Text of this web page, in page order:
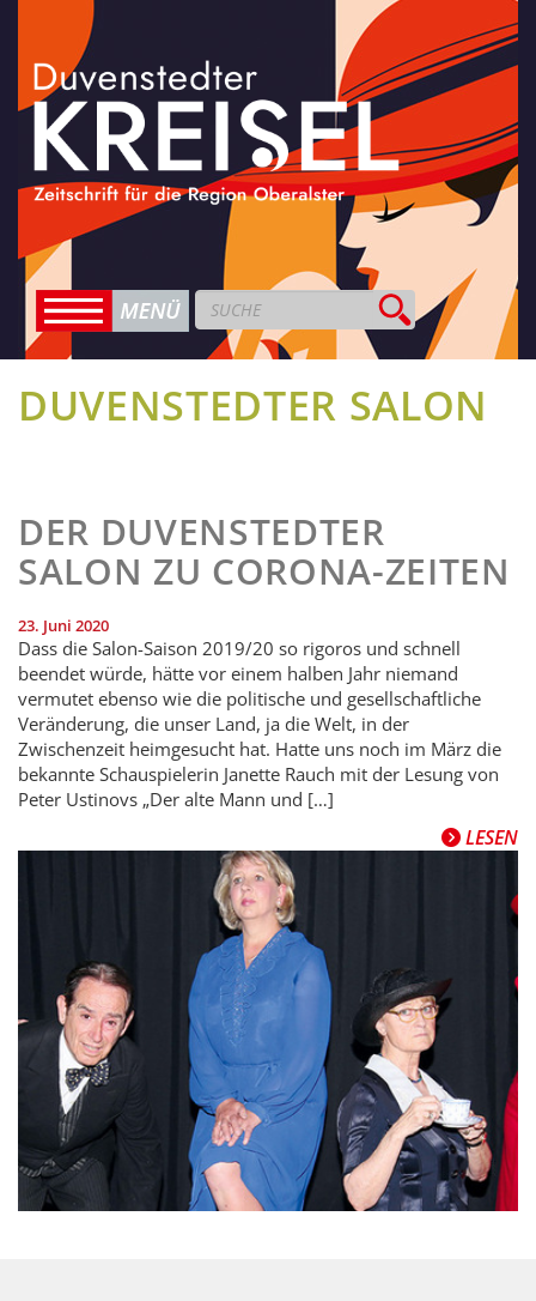
DUVENSTEDTER SALON
DER DUVENSTEDTER
SALON ZU CORONA-ZEITEN
23. Juni 2020
Dass die Salon-Saison 2019/20 so rigoros und schnell
beendet würde, hätte vor einem halben Jahr niemand
vermutet ebenso wie die politische und gesellschaftliche
Veränderung, die unser Land, ja die Welt, in der
Zwischenzeit heimgesucht hat. Hatte uns noch im März die
bekannte Schauspielerin Janette Rauch mit der Lesung von
Peter Ustinovs „Der alte Mann und […]
LESEN